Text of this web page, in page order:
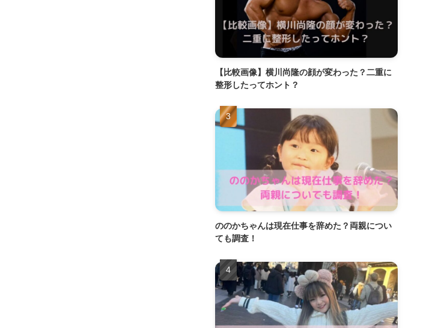
【比較画像】横川尚隆の顔が変わった？二重に
整形したってホント？
ののかちゃんは現在仕事を辞めた？両親につい
ても調査！